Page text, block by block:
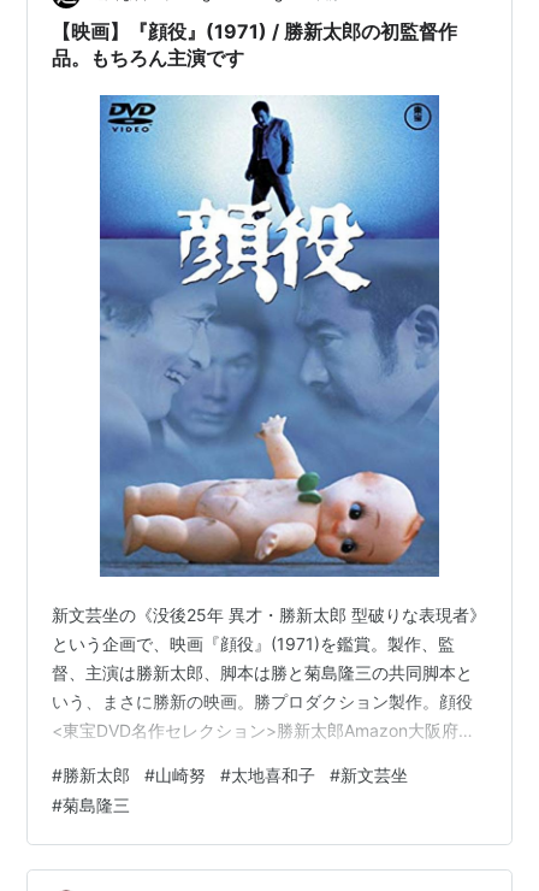
【映画】『顔役』(1971) / 勝新太郎の初監督作
品。もちろん主演です
新文芸坐の《没後25年 異才・勝新太郎 型破りな表現者》
という企画で、映画『顔役』(1971)を鑑賞。製作、監
督、主演は勝新太郎、脚本は勝と菊島隆三の共同脚本と
いう、まさに勝新の映画。勝プロダクション製作。顔役
<東宝DVD名作セレクション>勝新太郎Amazon大阪府警
ら、暴力団員とも親しく付きあうアウトローだ。信用金
庫をゆする大淀組を捜査する立花に、上役から捜査中止
の命令が下るが……。最近、NHK「アナザーストーリ
ー」という番組で「天才激突!黒澤明VS勝新太郎」とエピ
#勝新太郎 #山崎努 #太地喜和子 #新文芸坐
#菊島隆三